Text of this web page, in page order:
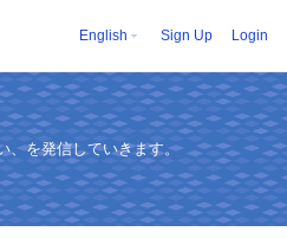
English Sign Up Login
、を発信していきます。